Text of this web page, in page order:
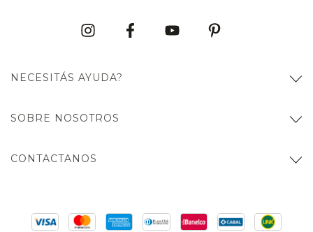
NECESITÁS AYUDA?
SOBRE NOSOTROS
CONTACTANOS